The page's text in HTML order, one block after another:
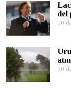
del
10
10